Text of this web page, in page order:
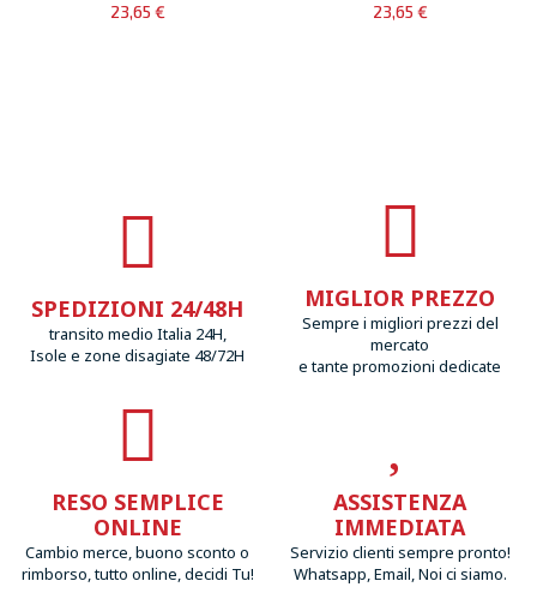
23,65 €
23,65 €
SPEDIZIONI 24/48H
transito medio Italia 24H,
Isole e zone disagiate 48/72H
MIGLIOR PREZZO
Sempre i migliori prezzi del
mercato
e tante promozioni dedicate
RESO SEMPLICE
ONLINE
Cambio merce, buono sconto o
rimborso, tutto online, decidi Tu!
ASSISTENZA
IMMEDIATA
Servizio clienti sempre pronto!
Whatsapp, Email, Noi ci siamo.